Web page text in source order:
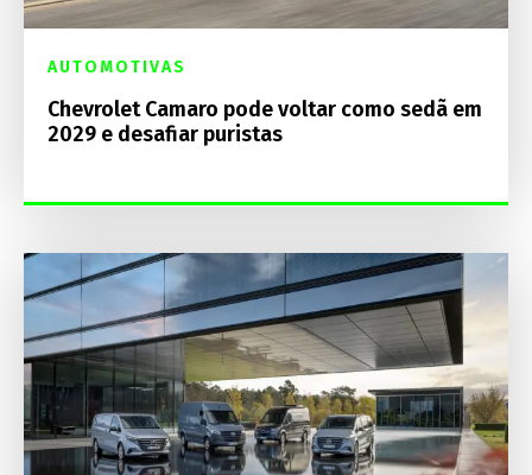
AUTOMOTIVAS
Chevrolet Camaro pode voltar como sedã em
2029 e desafiar puristas